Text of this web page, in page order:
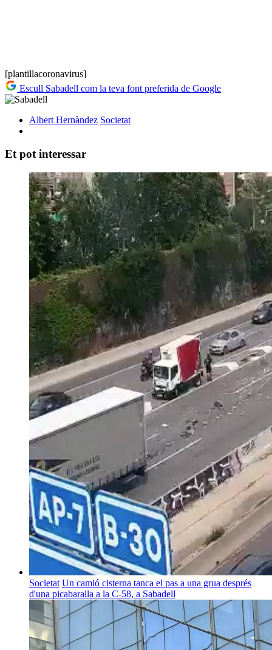
[plantillacoronavirus]
Escull Sabadell com la teva font preferida de Google
Albert Hernàndez Societat
Et pot interessar
Societat Un camió cisterna tanca el pas a una grua després
d'una picabaralla a la C-58, a Sabadell